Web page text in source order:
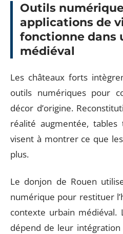
Outils
applications de
fonctionne dans
médiéval
Les châteaux forts
outils numériques pour
décor d’origine.
réalité augmentée,
visent à montrer ce que
plus.
Le donjon de Rouen
numérique pour restituer
contexte urbain médiéval.
dépend de leur